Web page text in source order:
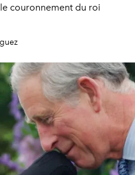
couronnement du roi